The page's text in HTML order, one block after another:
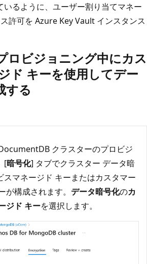
いるように、ユーザー割り当てマネー
許可を Azure Key Vault インスタンス
ロビジョニング中にカス
ド キーを使用してデー
する
クラスターのプロビジ
[暗号化] タブでクラスター データ暗
スマネージド キーまたはカスタマー
が構成されます。 データ暗号化のカ
ジド キーを選択します。